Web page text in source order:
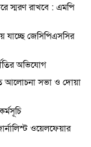
স্মরণ রাখবে : এমপি
যাচ্ছে জেসিপিএসসির
অভিযোগ
আলোচনা সভা ও দোয়া
ওয়েলফেয়ার